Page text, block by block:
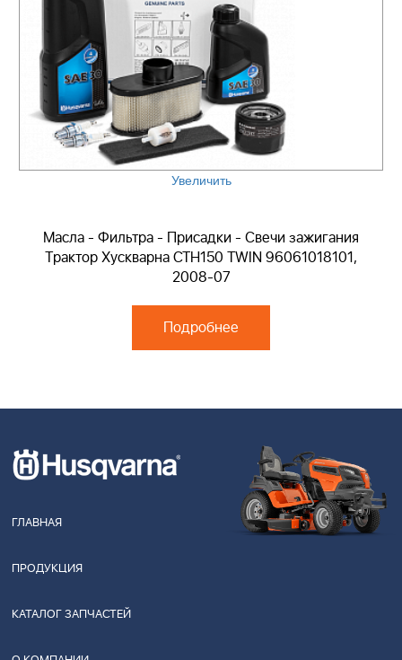
Увеличить
Масла - Фильтра - Присадки - Свечи зажигания
Трактор Хускварна CTH150 TWIN 96061018101,
2008-07
Подробнее
ГЛАВНАЯ
ПРОДУКЦИЯ
КАТАЛОГ ЗАПЧАСТЕЙ